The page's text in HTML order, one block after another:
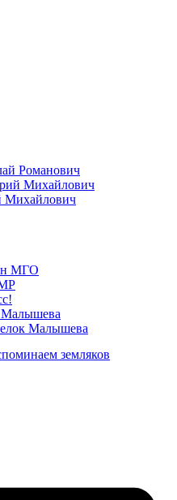
Романович
Михайлович
Михайлович
МГО
Малышева
земляков